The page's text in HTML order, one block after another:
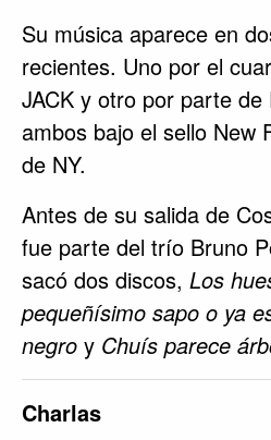
Su música aparece en
recientes. Uno por el
JACK y otro por parte de
ambos bajo el sello New
de NY.
Antes de su salida de
fue parte del trío Bruno
sacó dos discos, Los
pequeñísimo sapo o ya
negro y Chuís parece
Charlas